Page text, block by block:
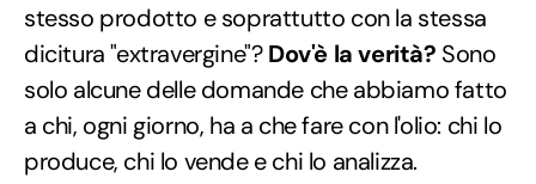
stesso prodotto e soprattutto con la stessa
dicitura "extravergine"?Dov'è la verità? Sono
solo alcune delle domande che abbiamo fatto
a chi, ogni giorno, ha a che fare con l'olio: chi lo
produce, chi lo vende e chi lo analizza.